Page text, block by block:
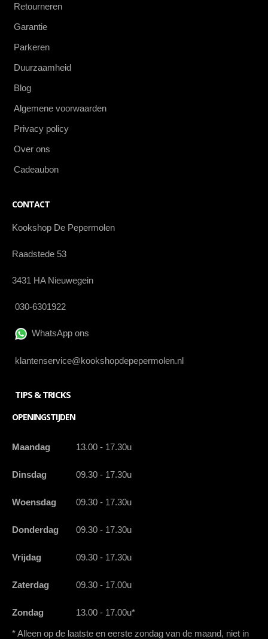
Retourneren
Garantie
Parkeren
Duurzaamheid
Blog
Algemene voorwaarden
Privacy policy
Over ons
Cadeaubon
CONTACT
Kookshop De Pepermolen
Raadstede 53
3431 HA Nieuwegein
030-6301922
WhatsApp ons
klantenservice@kookshopdepepermolen.nl
TIPS & TRICKS
OPENINGSTIJDEN
Maandag 13.00 - 17.30u
Dinsdag 09.30 - 17.30u
Woensdag 09.30 - 17.30u
Donderdag 09.30 - 17.30u
Vrijdag 09.30 - 17.30u
Zaterdag 09.30 - 17.00u
Zondag 13.00 - 17.00u*
* Alleen op de laatste en eerste zondag van de maand, niet in